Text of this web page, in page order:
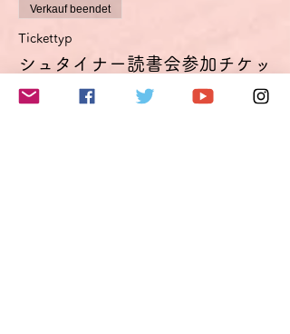
Verkauf beendet
Tickettyp
シュタイナー読書会参加チケッ
ト